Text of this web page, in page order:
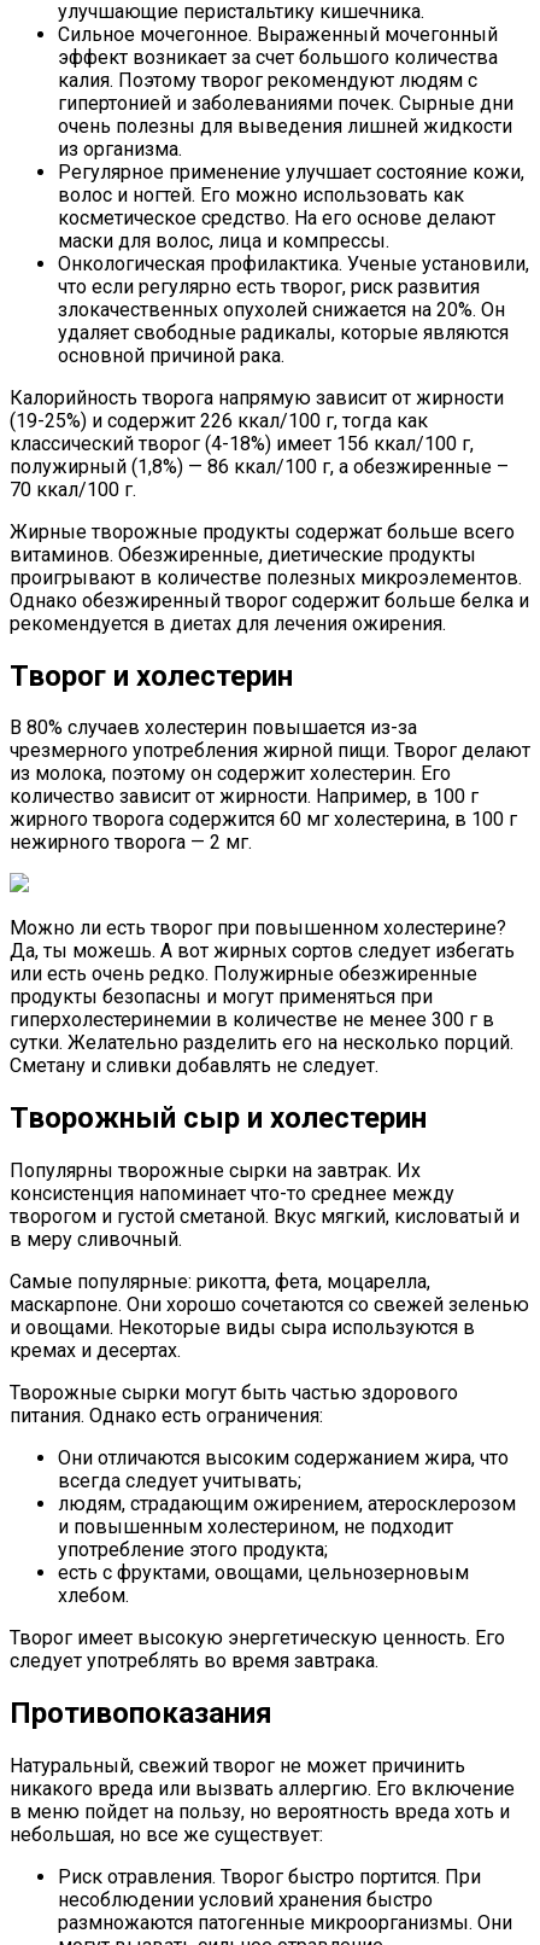
улучшающие перистальтику кишечника.
Сильное мочегонное. Выраженный мочегонный
эффект возникает за счет большого количества
калия. Поэтому творог рекомендуют людям с
гипертонией и заболеваниями почек. Сырные дни
очень полезны для выведения лишней жидкости
из организма.
Регулярное применение улучшает состояние кожи,
волос и ногтей. Его можно использовать как
косметическое средство. На его основе делают
маски для волос, лица и компрессы.
Онкологическая профилактика. Ученые установили,
что если регулярно есть творог, риск развития
злокачественных опухолей снижается на 20%. Он
удаляет свободные радикалы, которые являются
основной причиной рака.
Калорийность творога напрямую зависит от жирности
(19-25%) и содержит 226 ккал/100 г, тогда как
классический творог (4-18%) имеет 156 ккал/100 г,
полужирный (1,8%) — 86 ккал/100 г, а обезжиренные –
70 ккал/100 г.
Жирные творожные продукты содержат больше всего
витаминов. Обезжиренные, диетические продукты
проигрывают в количестве полезных микроэлементов.
Однако обезжиренный творог содержит больше белка и
рекомендуется в диетах для лечения ожирения.
Творог и холестерин
В 80% случаев холестерин повышается из-за
чрезмерного употребления жирной пищи. Творог делают
из молока, поэтому он содержит холестерин. Его
количество зависит от жирности. Например, в 100 г
жирного творога содержится 60 мг холестерина, в 100 г
нежирного творога — 2 мг.
Можно ли есть творог при повышенном холестерине?
Да, ты можешь. А вот жирных сортов следует избегать
или есть очень редко. Полужирные обезжиренные
продукты безопасны и могут применяться при
гиперхолестеринемии в количестве не менее 300 г в
сутки. Желательно разделить его на несколько порций.
Сметану и сливки добавлять не следует.
Творожный сыр и холестерин
Популярны творожные сырки на завтрак. Их
консистенция напоминает что-то среднее между
творогом и густой сметаной. Вкус мягкий, кисловатый и
в меру сливочный.
Самые популярные: рикотта, фета, моцарелла,
маскарпоне. Они хорошо сочетаются со свежей зеленью
и овощами. Некоторые виды сыра используются в
кремах и десертах.
Творожные сырки могут быть частью здорового
питания. Однако есть ограничения:
Они отличаются высоким содержанием жира, что
всегда следует учитывать;
людям, страдающим ожирением, атеросклерозом
и повышенным холестерином, не подходит
употребление этого продукта;
есть с фруктами, овощами, цельнозерновым
хлебом.
Творог имеет высокую энергетическую ценность. Его
следует употреблять во время завтрака.
Противопоказания
Натуральный, свежий творог не может причинить
никакого вреда или вызвать аллергию. Его включение
в меню пойдет на пользу, но вероятность вреда хоть и
небольшая, но все же существует:
Риск отравления. Творог быстро портится. При
несоблюдении условий хранения быстро
размножаются патогенные микроорганизмы. Они